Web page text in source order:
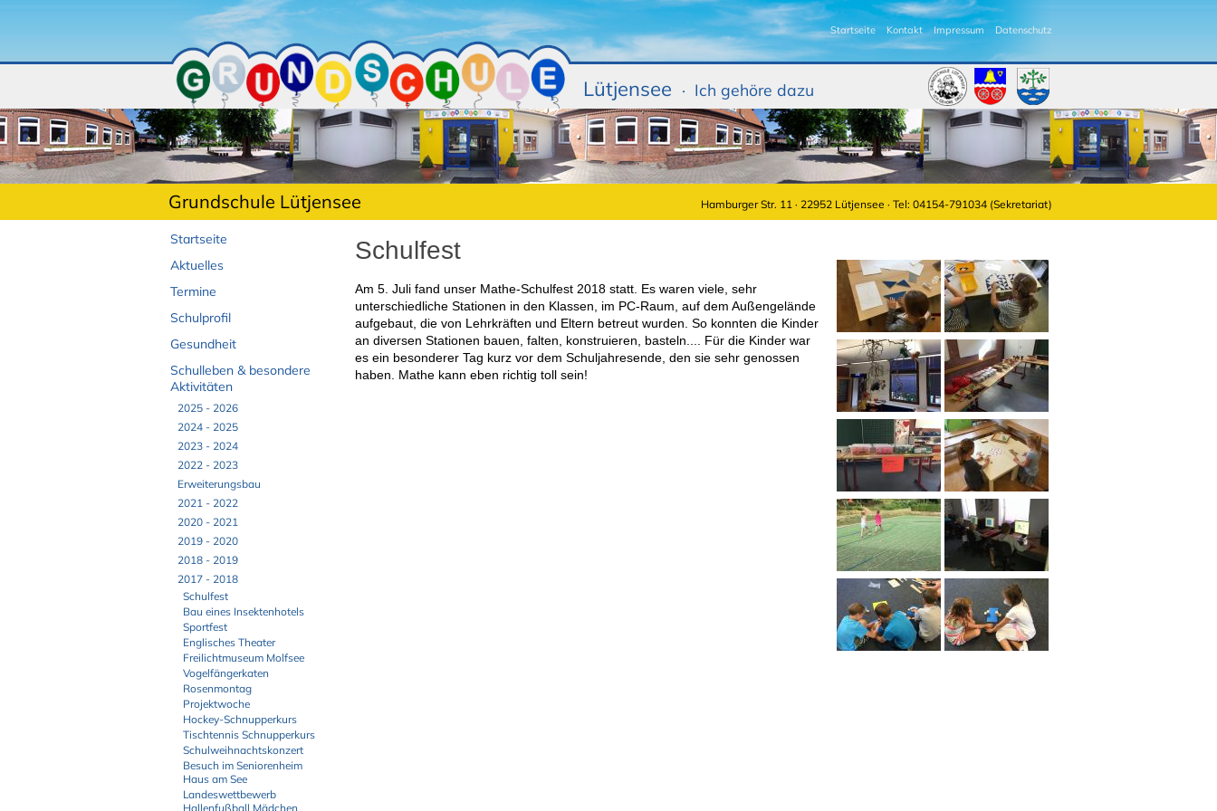
Startseite Kontakt Impressum Datenschutz
Lütjensee · Ich gehöre dazu
Grundschule Lütjensee Hamburger Str. 11 · 22952 Lütjensee · Tel: 04154-791034 (Sekretariat)
Startseite
Aktuelles
Termine
Schulprofil
Gesundheit
Schulleben & besondere
Aktivitäten
2025 - 2026
2024 - 2025
2023 - 2024
2022 - 2023
Erweiterungsbau
2021 - 2022
2020 - 2021
2019 - 2020
2018 - 2019
2017 - 2018
Schulfest
Bau eines Insektenhotels
Sportfest
Englisches Theater
Freilichtmuseum Molfsee
Vogelfängerkaten
Rosenmontag
Projektwoche
Hockey-Schnupperkurs
Tischtennis Schnupperkurs
Schulweihnachtskonzert
Besuch im Seniorenheim
Haus am See
Landeswettbewerb
Hallenfußball Mädchen
Schulfest
Am 5. Juli fand unser Mathe-Schulfest 2018 statt. Es waren viele, sehr
unterschiedliche Stationen in den Klassen, im PC-Raum, auf dem Außengelände
aufgebaut, die von Lehrkräften und Eltern betreut wurden. So konnten die Kinder
an diversen Stationen bauen, falten, konstruieren, basteln.... Für die Kinder war
es ein besonderer Tag kurz vor dem Schuljahresende, den sie sehr genossen
haben. Mathe kann eben richtig toll sein!